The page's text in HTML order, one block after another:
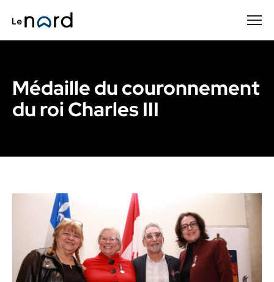
Médaille du couronnement
du roi Charles III